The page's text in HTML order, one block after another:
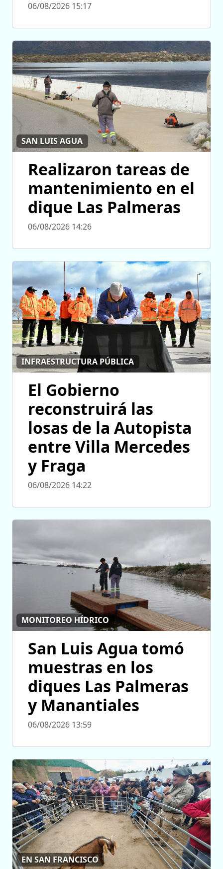
06/08/2026 15:17
SAN LUIS AGUA
Realizaron tareas de
mantenimiento en el
dique Las Palmeras
06/08/2026 14:26
INFRAESTRUCTURA PÚBLICA
El Gobierno
reconstruirá las
losas de la Autopista
entre Villa Mercedes
y Fraga
06/08/2026 14:22
MONITOREO HÍDRICO
San Luis Agua tomó
muestras en los
diques Las Palmeras
y Manantiales
06/08/2026 13:59
EN SAN FRANCISCO